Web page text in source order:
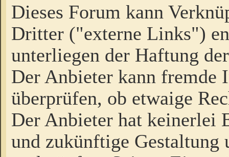
Dieses Forum kann
Dritter ("externe Links")
unterliegen der Haftung
Der Anbieter kann fremde
überprüfen, ob etwaige
Der Anbieter hat keinerlei
und zukünftige Gestaltung